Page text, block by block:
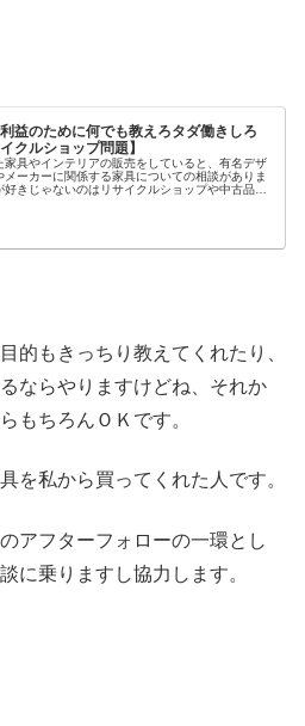
益のために何でも教えろタダ働きしろ
イクルショップ問題】
家具やインテリアの販売をしていると、有名デザ
メーカーに関係する家具についての相談がありま
好きじゃないのはリサイクルショップや中古品買
的もきっちり教えてくれたり、
ならやりますけどね、それか
もちろんＯＫです。
を私から買ってくれた人です。
アフターフォローの一環とし
に乗りますし協力します。